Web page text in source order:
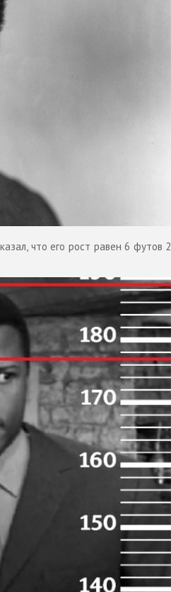
что его рост равен 6 футов 2